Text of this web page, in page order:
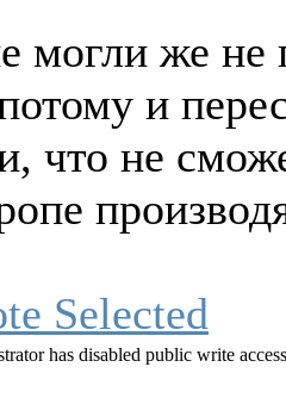
могли же не
и
что не
has disabled public write